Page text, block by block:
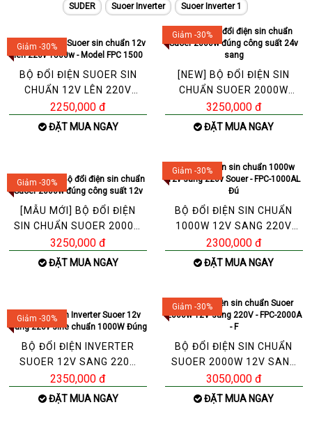
SUDER
Suoer Inverter Suoer Inverter 1
Giảm -30%
BỘ ĐỔI ĐIỆN SUOER SIN
CHUẨN 12V LÊN 220V
1500W - MODEL FPC 1500
2250,000 đ
ĐẶT MUA NGAY
Giảm -30%
[NEW] BỘ ĐỔI ĐIỆN SIN
CHUẨN SUOER 2000W
ĐÚNG CÔNG SUẤT 24V
SANG
3250,000 đ
ĐẶT MUA NGAY
Giảm -30%
[MẪU MỚI] BỘ ĐỔI ĐIỆN
SIN CHUẨN SUOER 2000W
ĐÚNG CÔNG SUẤT 12V
3250,000 đ
ĐẶT MUA NGAY
Giảm -30%
BỘ ĐỔI ĐIỆN SIN CHUẨN
1000W 12V SANG 220V
SOUER - FPC-1000AL ĐÚ
2300,000 đ
ĐẶT MUA NGAY
Giảm -30%
BỘ ĐỔI ĐIỆN INVERTER
SUOER 12V SANG 220V
SINE CHUẨN 1000W ĐÚNG
2350,000 đ
ĐẶT MUA NGAY
Giảm -30%
BỘ ĐỔI ĐIỆN SIN CHUẨN
SUOER 2000W 12V SANG
220V - FPC-2000A - F
3050,000 đ
ĐẶT MUA NGAY